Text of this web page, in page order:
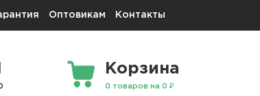
Оптовикам Контакты
Корзина
0 товаров на 0 ₽